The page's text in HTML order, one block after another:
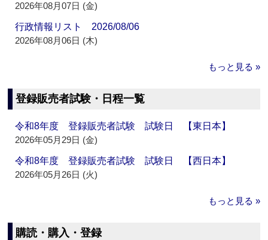
2026年08月07日 (金)
行政情報リスト 2026/08/06
2026年08月06日 (木)
もっと見る »
登録販売者試験・日程一覧
令和8年度 登録販売者試験 試験日 【東日本】
2026年05月29日 (金)
令和8年度 登録販売者試験 試験日 【西日本】
2026年05月26日 (火)
もっと見る »
購読・購入・登録